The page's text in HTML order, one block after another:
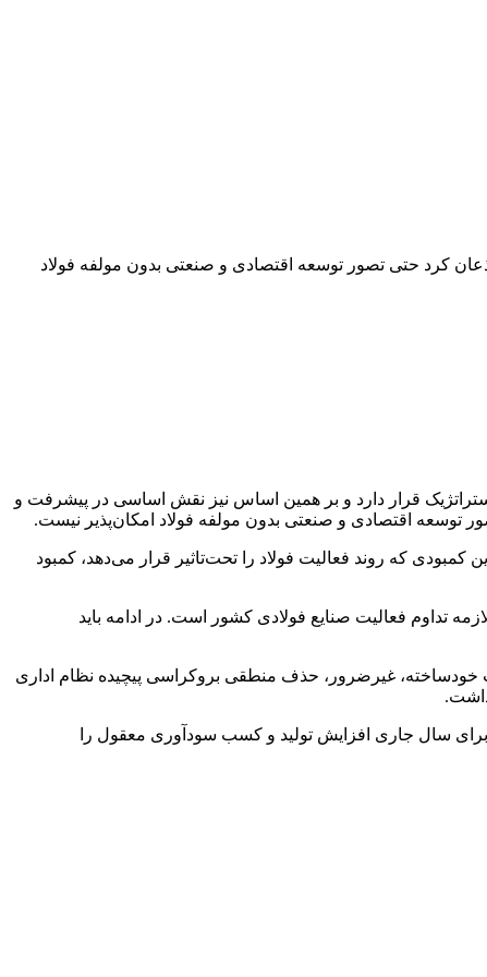
کرد حتی تصور توسعه اقتصادی و صنعتی بدون مولفه فولاد
قرار دارد و بر همین اساس نیز نقش اساسی در پیشرفت و
توسعه اقتصادی و صنعتی بدون مولفه فولاد امکان‌پذیر نیست.
که روند فعالیت فولاد را تحت‌تاثیر قرار می‌دهد، کمبود
تداوم فعالیت صنایع فولادی کشور است. در ادامه باید
۲ اقدام ضروری و راهگشاست؛ نخست حذف مقررات خودساخته، غیرضرور، حذف منطقی بروکراسی پیچیده نظام اداری
برای سال جاری افزایش تولید و کسب سودآوری معقول را